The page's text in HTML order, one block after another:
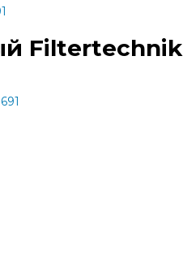
Filtertechnik